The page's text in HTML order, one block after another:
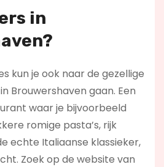
in
kun je ook naar de gezellige
Brouwershaven gaan. Een
waar je bijvoorbeeld
romige pasta’s, rijk
echte Italiaanse klassieker,
Zoek op de website van